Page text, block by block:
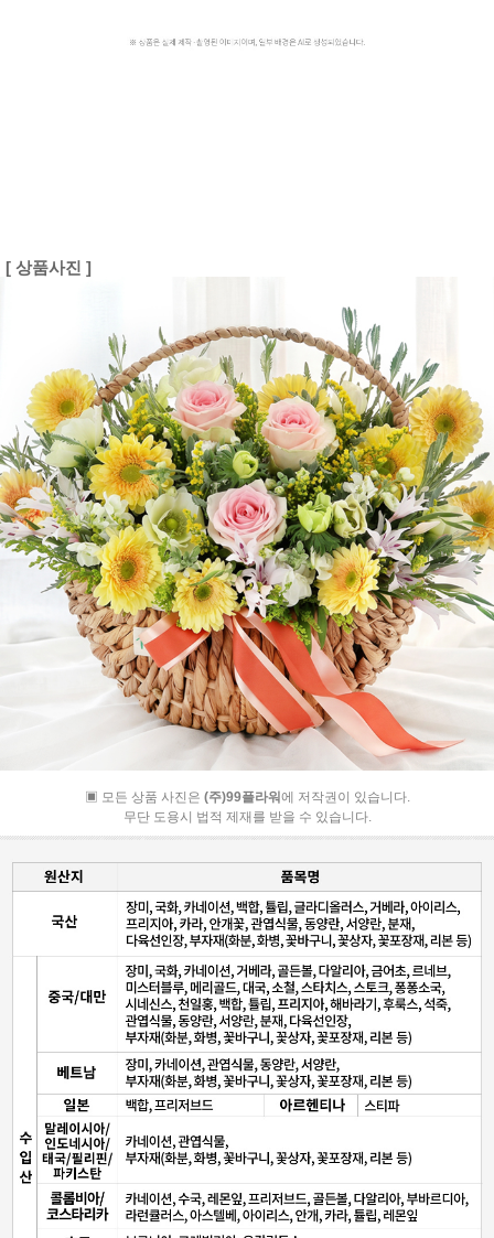
[ 상품사진 ]
▣ 모든 상품 사진은 (주)99플라워에 저작권이 있습니다.
무단 도용시 법적 제재를 받을 수 있습니다.